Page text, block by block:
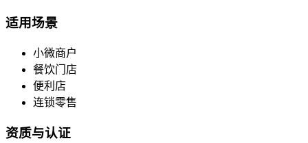
适用场景
小微商户
餐饮门店
便利店
连锁零售
资质与认证